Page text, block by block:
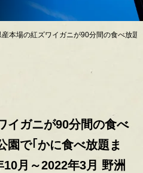
産本場の紅ズワイガニが90分間の食べ放
イガニが90分間の食べ
で｢かに食べ放題ま
月～2022年3月 野洲